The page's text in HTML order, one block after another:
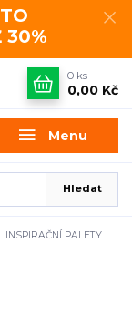
30%
Menu
Hledat
0 ks
0,00 Kč
INSPIRAČNÍ PALETY